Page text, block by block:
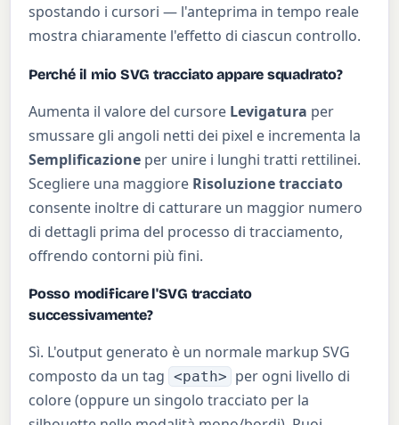
spostando i cursori — l'anteprima in tempo reale
mostra chiaramente l'effetto di ciascun controllo.
Perché il mio SVG tracciato appare squadrato?
Aumenta il valore del cursore Levigatura per
smussare gli angoli netti dei pixel e incrementa la
Semplificazione per unire i lunghi tratti rettilinei.
Scegliere una maggiore Risoluzione tracciato
consente inoltre di catturare un maggior numero
di dettagli prima del processo di tracciamento,
offrendo contorni più fini.
Posso modificare l'SVG tracciato
successivamente?
Sì. L'output generato è un normale markup SVG
composto da un tag <path> per ogni livello di
colore (oppure un singolo tracciato per la